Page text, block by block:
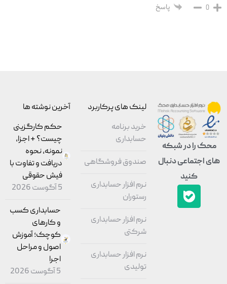
0 پاسخ
محک را در شبکه
های اجتماعی دنبال
کنید
لینک های پرکاربرد
خرید برنامه
حسابداری
صندوق فروشگاهی
نرم افزار حسابداری
رستوران
نرم افزار حسابداری
شرکتی
نرم افزار حسابداری
تولیدی
آخرین نوشته ها
حکم کارگزینی
چیست؟ + اجزا،
نمونه، نحوه
دریافت و تفاوت با
فیش حقوقی
5 آگوست 2026
حسابداری کسب
و کارهای
کوچک؛ آموزش
اصول و مراحل
اجرا
5 آگوست 2026